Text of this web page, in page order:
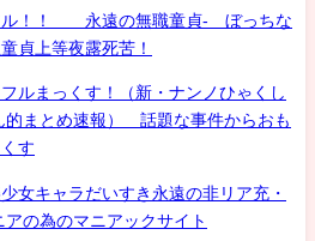
ル！！ 永遠の無職童貞- ぼっちな
貞上等夜露死苦！
ルまっくす！（新・ナンノひゃくし
的まとめ速報） 話題な事件からおも
す
女キャラだいすき永遠の非リア充・
の為のマニアックサイト